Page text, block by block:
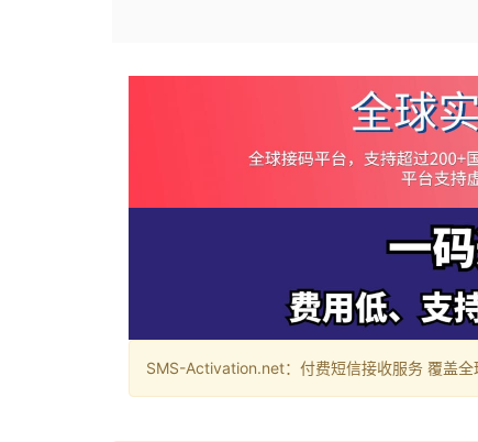
SMS-Activation.net：付费短信接收服务 覆盖